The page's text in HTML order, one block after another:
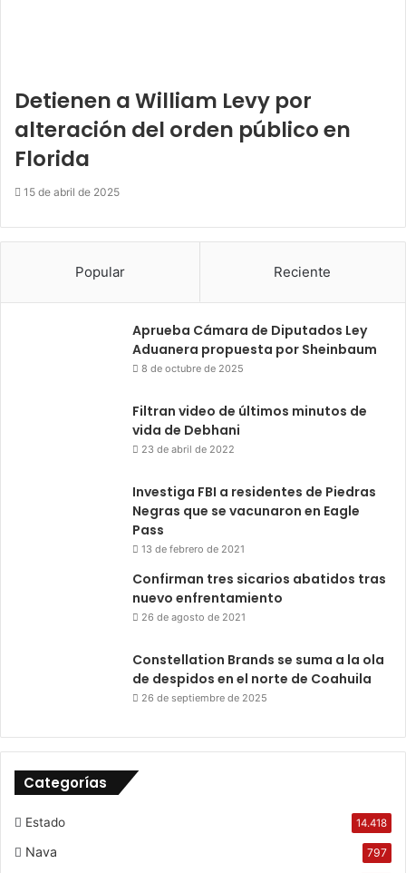
Detienen a William Levy por
alteración del orden público en
Florida
15 de abril de 2025
Popular Reciente
Aprueba Cámara de Diputados Ley
Aduanera propuesta por Sheinbaum
8 de octubre de 2025
Filtran video de últimos minutos de
vida de Debhani
23 de abril de 2022
Investiga FBI a residentes de Piedras
Negras que se vacunaron en Eagle
Pass
13 de febrero de 2021
Confirman tres sicarios abatidos tras
nuevo enfrentamiento
26 de agosto de 2021
Constellation Brands se suma a la ola
de despidos en el norte de Coahuila
26 de septiembre de 2025
Categorías
Estado 14.418
Nava 797